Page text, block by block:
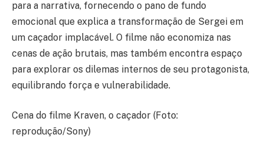
para a narrativa, fornecendo o pano de fundo
emocional que explica a transformação de Sergei em
um caçador implacável. O filme não economiza nas
cenas de ação brutais, mas também encontra espaço
para explorar os dilemas internos de seu protagonista,
equilibrando força e vulnerabilidade.
Cena do filme Kraven, o caçador (Foto:
reprodução/Sony)